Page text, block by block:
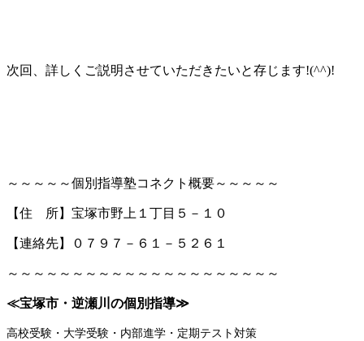
次回、詳しくご説明させていただきたいと存じます!(^^)!
～～～～～個別指導塾コネクト概要～～～～～
【住 所】宝塚市野上１丁目５－１０
【連絡先】０７９７－６１－５２６１
～～～～～～～～～～～～～～～～～～～～～
≪宝塚市・逆瀬川の個別指導≫
高校受験・大学受験・内部進学・定期テスト対策